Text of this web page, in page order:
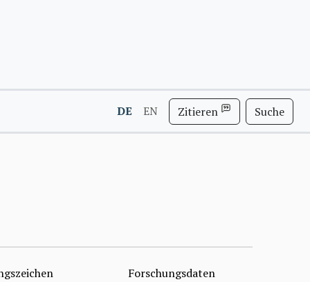
DE EN Zitieren Suche
Forschungsdaten